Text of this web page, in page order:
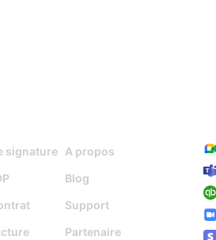
signature A propos
Blog
Support
Partenaire